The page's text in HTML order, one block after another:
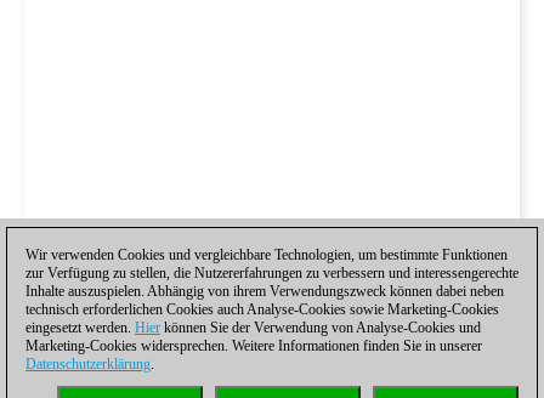
Wir verwenden Cookies und vergleichbare Technologien, um bestimmte Funktionen
zur Verfügung zu stellen, die Nutzererfahrungen zu verbessern und interessengerechte
Inhalte auszuspielen. Abhängig von ihrem Verwendungszweck können dabei neben
technisch erforderlichen Cookies auch Analyse-Cookies sowie Marketing-Cookies
eingesetzt werden. Hier können Sie der Verwendung von Analyse-Cookies und
Marketing-Cookies widersprechen. Weitere Informationen finden Sie in unserer
Datenschutzerklärung.